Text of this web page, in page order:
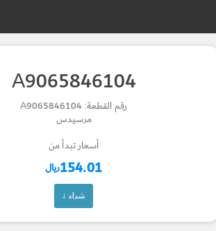
A9065846104
رقم القطعة: A9065846104
مرسيدس
أسعار تبدأ من
154.01ريال
شراء ↓
تم إضافة القطعة بنجاح.
Part Successfully Selected
Return to Search Page
تم إضافة القطعة للسلة بنجاح.
Part Added to Cart
Checkout